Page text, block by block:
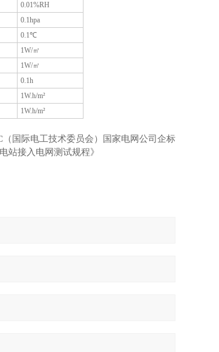
0.01%RH
0.1hpa
0.1℃
1W/㎡
1W/㎡
0.1h
1W.h/m²
1W.h/m²
国际电工技术委员会）国家电网公司企标
站接入电网测试规程》